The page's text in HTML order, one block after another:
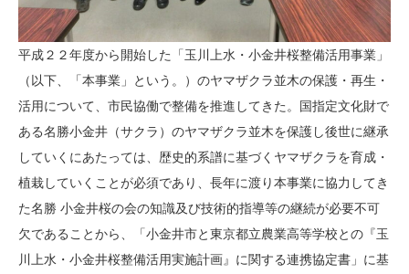
平成２２年度から開始した「玉川上水・小金井桜整備活用事業」
（以下、「本事業」という。）のヤマザクラ並木の保護・再生・
活用について、市民協働で整備を推進してきた。国指定文化財で
ある名勝小金井（サクラ）のヤマザクラ並木を保護し後世に継承
していくにあたっては、歴史的系譜に基づくヤマザクラを育成・
植栽していくことが必須であり、長年に渡り本事業に協力してき
た名勝 小金井桜の会の知識及び技術的指導等の継続が必要不可
欠であることから、「小金井市と東京都立農業高等学校との『玉
川上水・小金井桜整備活用実施計画』に関する連携協定書」に基